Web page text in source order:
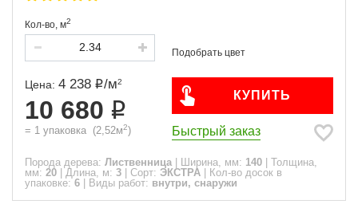
Кол-во, м2
Цена: 4 238 /м2
10 680
= 1 упаковка (2,52м2)
КУПИТЬ
Быстрый заказ
Порода дерева: Лиственница Ширина, мм: 140
Толщина,
мм: 20 Длина, м: 3 Сорт: ЭКСТРА
Кол-во досок в
упаковке: 6 Виды работ: внутри, снаружи